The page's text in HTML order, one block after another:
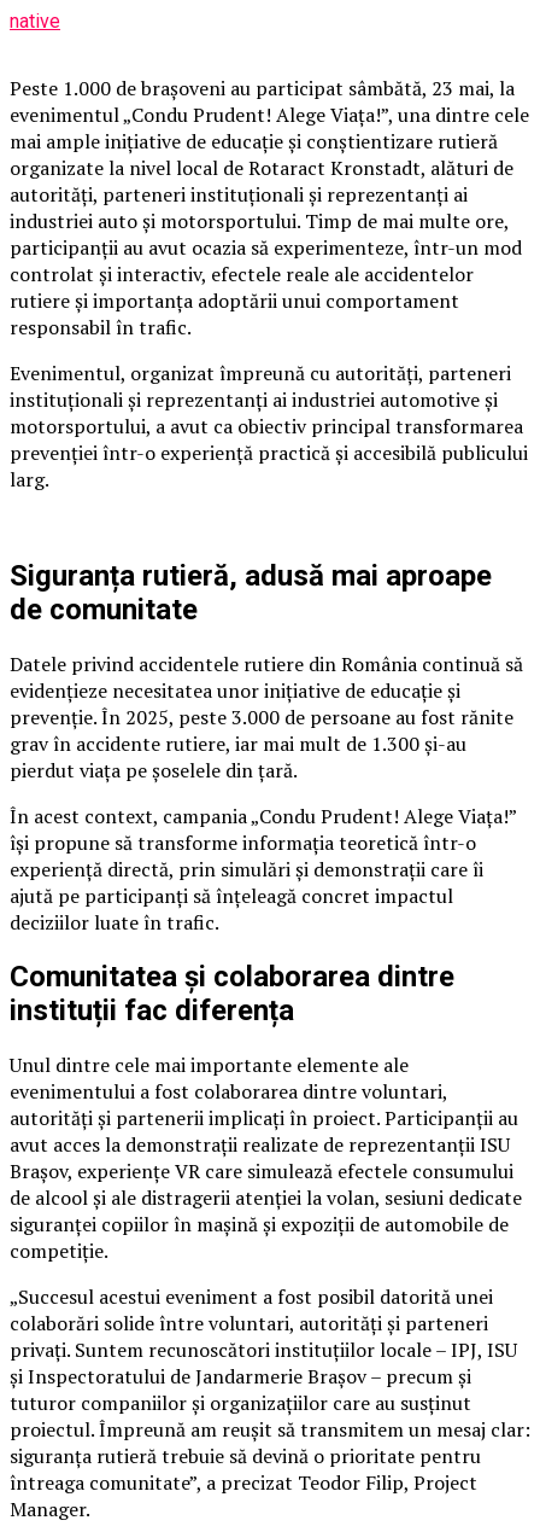
native
Peste 1.000 de brașoveni au participat sâmbătă, 23 mai, la
evenimentul „Condu Prudent! Alege Viața!”, una dintre cele
mai ample inițiative de educație și conștientizare rutieră
organizate la nivel local de Rotaract Kronstadt, alături de
autorități, parteneri instituționali și reprezentanți ai
industriei auto și motorsportului. Timp de mai multe ore,
participanții au avut ocazia să experimenteze, într-un mod
controlat și interactiv, efectele reale ale accidentelor
rutiere și importanța adoptării unui comportament
responsabil în trafic.
Evenimentul, organizat împreună cu autorități, parteneri
instituționali și reprezentanți ai industriei automotive și
motorsportului, a avut ca obiectiv principal transformarea
prevenției într-o experiență practică și accesibilă publicului
larg.
Siguranța rutieră, adusă mai aproape
de comunitate
Datele privind accidentele rutiere din România continuă să
evidențieze necesitatea unor inițiative de educație și
prevenție. În 2025, peste 3.000 de persoane au fost rănite
grav în accidente rutiere, iar mai mult de 1.300 și-au
pierdut viața pe șoselele din țară.
În acest context, campania „Condu Prudent! Alege Viața!”
își propune să transforme informația teoretică într-o
experiență directă, prin simulări și demonstrații care îi
ajută pe participanți să înțeleagă concret impactul
deciziilor luate în trafic.
Comunitatea și colaborarea dintre
instituții fac diferența
Unul dintre cele mai importante elemente ale
evenimentului a fost colaborarea dintre voluntari,
autorități și partenerii implicați în proiect. Participanții au
avut acces la demonstrații realizate de reprezentanții ISU
Brașov, experiențe VR care simulează efectele consumului
de alcool și ale distragerii atenției la volan, sesiuni dedicate
siguranței copiilor în mașină și expoziții de automobile de
competiție.
„Succesul acestui eveniment a fost posibil datorită unei
colaborări solide între voluntari, autorități și parteneri
privați. Suntem recunoscători instituțiilor locale – IPJ, ISU
și Inspectoratului de Jandarmerie Brașov – precum și
tuturor companiilor și organizațiilor care au susținut
proiectul. Împreună am reușit să transmitem un mesaj clar:
siguranța rutieră trebuie să devină o prioritate pentru
întreaga comunitate”, a precizat Teodor Filip, Project
Manager.